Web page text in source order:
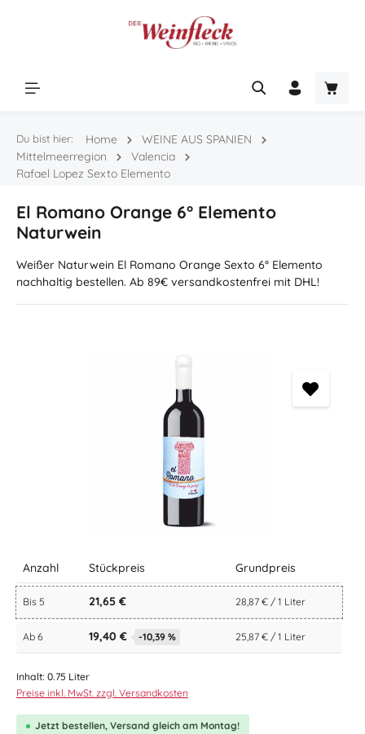
Du bist hier: Home
WEINE AUS SPANIEN
Mittelmeerregion
Valencia
Rafael Lopez Sexto Elemento
El Romano Orange 6° Elemento
Naturwein
Weißer Naturwein El Romano Orange Sexto 6° Elemento
nachhaltig bestellen. Ab 89€ versandkostenfrei mit DHL!
Anzahl Stückpreis Grundpreis
Bis 5 21,65 € 28,87 € / 1 Liter
Ab 6 19,40 € -10,39 % 25,87 € / 1 Liter
Inhalt: 0.75 Liter
Preise inkl. MwSt. zzgl. Versandkosten
Jetzt bestellen, Versand gleich am Montag!